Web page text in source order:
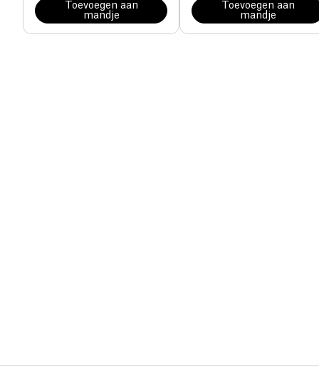
Toevoegen aan
mandje
Toevoegen aan
mandje